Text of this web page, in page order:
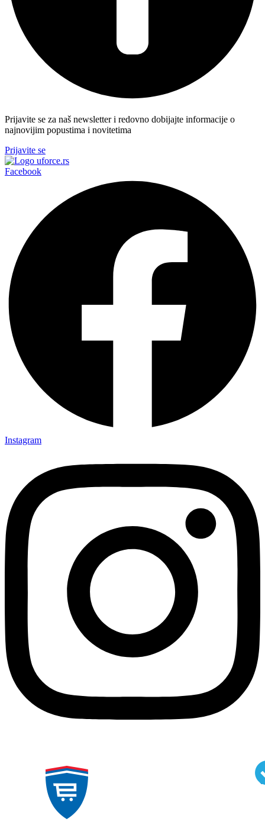
Prijavite se za naš newsletter i redovno dobijajte informacije o
najnovijim popustima i novitetima
Prijavite se
Facebook
Instagram